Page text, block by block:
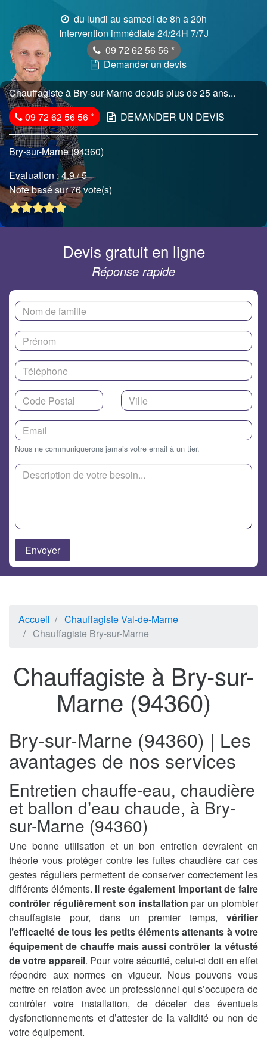
du lundi au samedi de 8h à 20h
Intervention immédiate 24/24H 7/7J
09 72 62 56 56 *
Demander un devis
Chauffagiste à Bry-sur-Marne depuis plus de 25 ans...
09 72 62 56 56* DEMANDER UN DEVIS
Bry-sur-Marne (94360)
Evaluation :4.9/ 5
Note basé sur 76 vote(s)
Devis gratuit en ligne
Réponse rapide
Nous ne communiquerons jamais votre email à un tier.
Accueil
Chauffagiste Val-de-Marne
Chauffagiste Bry-sur-Marne
Chauffagiste à Bry-sur-
Marne (94360)
Bry-sur-Marne (94360) | Les
avantages de nos services
Entretien chauffe-eau, chaudière
et ballon d’eau chaude, à Bry-
sur-Marne (94360)
Une bonne utilisation et un bon entretien devraient en
théorie vous protéger contre les fuites chaudière car ces
gestes réguliers permettent de conserver correctement les
différents éléments. Il reste également important de faire
contrôler régulièrement son installation par un plombier
chauffagiste pour, dans un premier temps, vérifier
l’efficacité de tous les petits éléments attenants à votre
équipement de chauffe mais aussi contrôler la vétusté
de votre appareil. Pour votre sécurité, celui-ci doit en effet
répondre aux normes en vigueur. Nous pouvons vous
mettre en relation avec un professionnel qui s’occupera de
contrôler votre installation, de déceler des éventuels
dysfonctionnements et d’attester de la validité ou non de
votre équipement.